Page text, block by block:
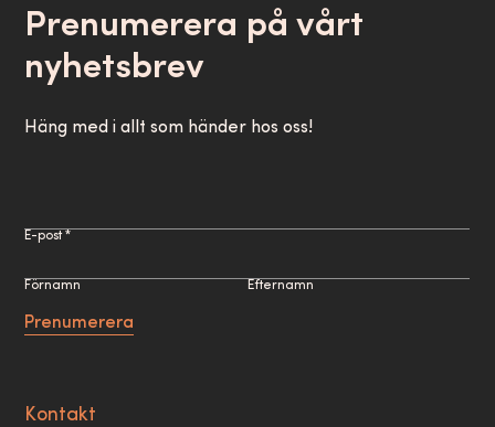
Prenumerera på vårt
nyhetsbrev
Häng med i allt som händer hos oss!
E-post *
Förnamn Efternamn
Prenumerera
Kontakt